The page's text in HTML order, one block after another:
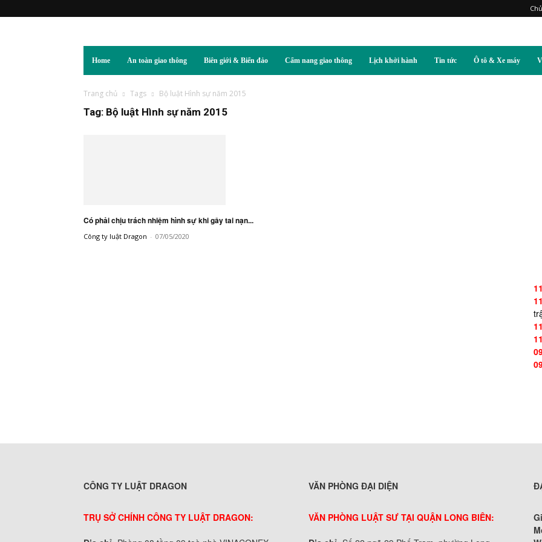
Home An toàn giao thông Biên giới & Biển đảo Cẩm nang giao thông Lịch khởi hành Tin tức Ô tô & Xe máy
Trang chủ Tags Bộ luật Hình sự năm 2015
Tag: Bộ luật Hình sự năm 2015
Có phải chịu trách nhiệm hình sự khi gây tai nạn...
Công ty luật Dragon - 07/05/2020
CÔNG TY LUẬT DRAGON
TRỤ SỞ CHÍNH CÔNG TY LUẬT DRAGON:
VĂN PHÒNG ĐẠI DIỆN
VĂN PHÒNG LUẬT SƯ TẠI QUẬN LONG BIÊN: